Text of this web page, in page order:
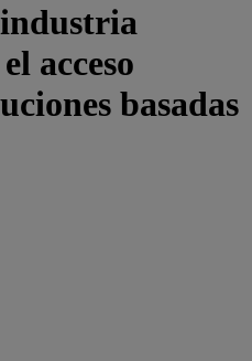
acceso
basadas